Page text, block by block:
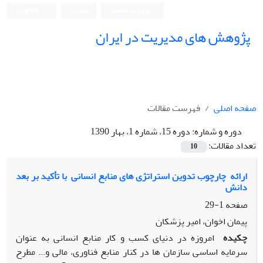
پژوهش های مدیریت در ایران
صفحه اصلی
فهرست مقالات
دوره و شماره:دوره 15، شماره 1، بهار 1390
تعداد مقالات:
10
ارائه ‏‎ ‎چارچوب تدوین استراتژی های منابع انسانی ‏ با تأکید بر بعد
دانش‏
صفحه1-29
پیمان اخوان، امیر پزشکان
چکیده امروزه در دنیای کسب و کار منابع انسانی به عنوان
سرمایه اساسی سازمان ها در کنار منابع فناوری، ‏مالی و... مطرح